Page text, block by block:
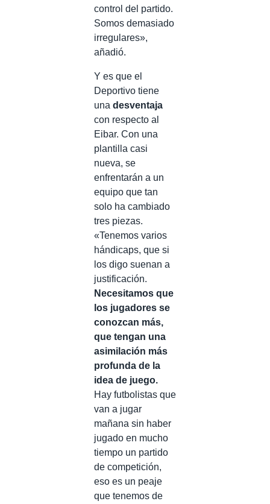
control del partido.
Somos demasiado
irregulares»,
añadió.
Y es que el
Deportivo tiene
una desventaja
con respecto al
Eibar. Con una
plantilla casi
nueva, se
enfrentarán a un
equipo que tan
solo ha cambiado
tres piezas.
«Tenemos varios
hándicaps, que si
los digo suenan a
justificación.
Necesitamos que
los jugadores se
conozcan más,
que tengan una
asimilación más
profunda de la
idea de juego.
Hay futbolistas que
van a jugar
mañana sin haber
jugado en mucho
tiempo un partido
de competición,
eso es un peaje
que tenemos de